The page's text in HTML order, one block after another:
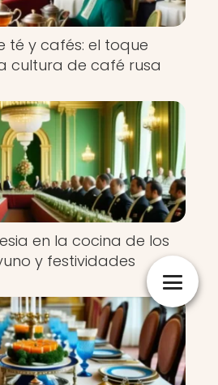
té y cafés: el toque
cultura de café rusa
en la cocina de los
y festividades